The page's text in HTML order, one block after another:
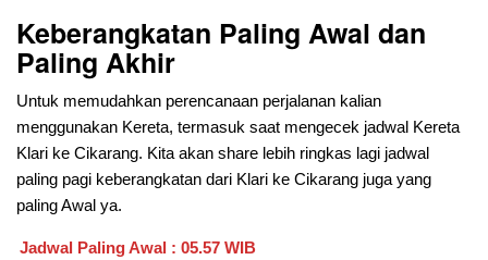
Keberangkatan Paling Awal dan
Paling Akhir
Untuk memudahkan perencanaan perjalanan kalian
menggunakan Kereta, termasuk saat mengecek jadwal Kereta
Klari ke Cikarang. Kita akan share lebih ringkas lagi jadwal
paling pagi keberangkatan dari Klari ke Cikarang juga yang
paling Awal ya.
Jadwal Paling Awal : 05.57 WIB